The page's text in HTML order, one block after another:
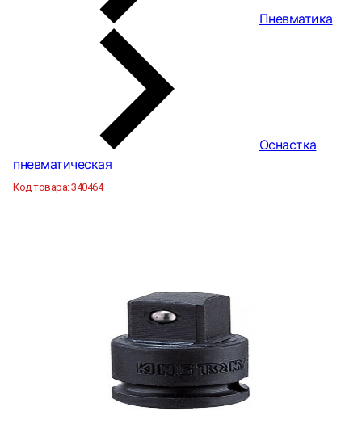
Пневматика
Оснастка
пневматическая
Код товара:340464